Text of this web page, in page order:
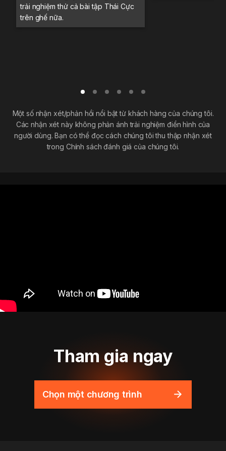
trải nghiệm thử cả bài tập Thái Cực
trên ghế nữa.
Một số nhận xét/phản hồi nổi bật từ khách hàng của chúng tôi.
Các nhận xét này không phản ánh trải nghiệm điển hình của
người dùng. Bạn có thể đọc cách chúng tôi thu thập nhận xét
trong Chính sách đánh giá của chúng tôi.
Tham gia ngay
Chọn một chương trình